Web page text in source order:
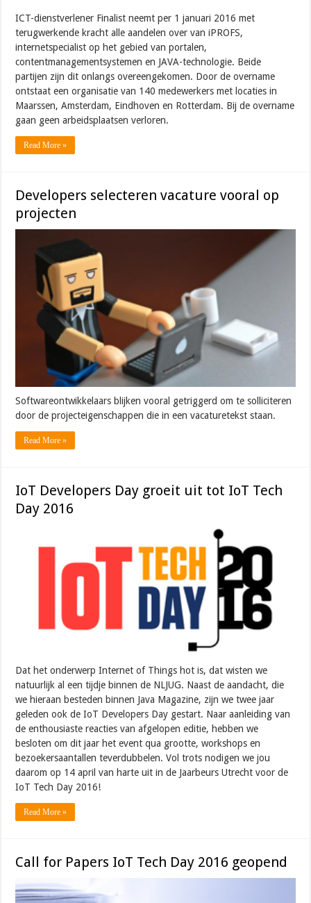
ICT-dienstverlener Finalist neemt per 1 januari 2016 met
terugwerkende kracht alle aandelen over van iPROFS,
internetspecialist op het gebied van portalen,
contentmanagementsystemen en JAVA-technologie. Beide
partijen zijn dit onlangs overeengekomen. Door de overname
ontstaat een organisatie van 140 medewerkers met locaties in
Maarssen, Amsterdam, Eindhoven en Rotterdam. Bij de overname
gaan geen arbeidsplaatsen verloren.
Read More »
Developers selecteren vacature vooral op
projecten
Softwareontwikkelaars blijken vooral getriggerd om te solliciteren
door de projecteigenschappen die in een vacaturetekst staan.
Read More »
IoT Developers Day groeit uit tot IoT Tech
Day 2016
Dat het onderwerp Internet of Things hot is, dat wisten we
natuurlijk al een tijdje binnen de NLJUG. Naast de aandacht, die
we hieraan besteden binnen Java Magazine, zijn we twee jaar
geleden ook de IoT Developers Day gestart. Naar aanleiding van
de enthousiaste reacties van afgelopen editie, hebben we
besloten om dit jaar het event qua grootte, workshops en
bezoekersaantallen teverdubbelen. Vol trots nodigen we jou
daarom op 14 april van harte uit in de Jaarbeurs Utrecht voor de
IoT Tech Day 2016!
Read More »
Call for Papers IoT Tech Day 2016 geopend